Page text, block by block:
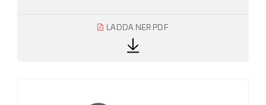
LADDA NER PDF